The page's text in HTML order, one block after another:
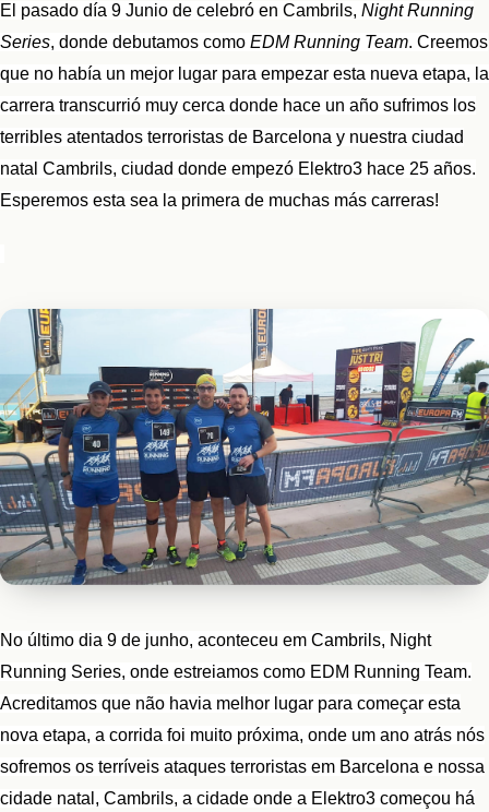
El pasado día 9 Junio de celebró en Cambrils, Night Running
Series, donde debutamos como EDM Running Team. Creemos
que no había un mejor lugar para empezar esta nueva etapa, la
carrera transcurrió muy cerca donde hace un año sufrimos los
terribles atentados terroristas de Barcelona y nuestra ciudad
natal Cambrils, ciudad donde empezó Elektro3 hace 25 años.
Esperemos esta sea la primera de muchas más carreras!
No último dia 9 de junho, aconteceu em Cambrils, Night
Running Series, onde estreiamos como EDM Running Team.
Acreditamos que não havia melhor lugar para começar esta
nova etapa, a corrida foi muito próxima, onde um ano atrás nós
sofremos os terríveis ataques terroristas em Barcelona e nossa
cidade natal, Cambrils, a cidade onde a Elektro3 começou há